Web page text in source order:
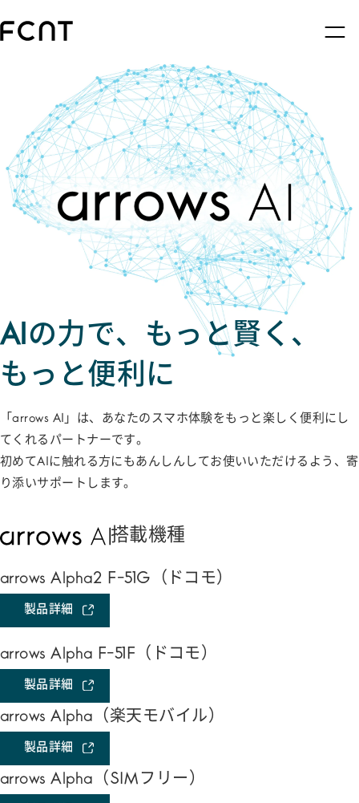
AIの力で、もっと賢く、
もっと便利に
「arrows AI」は、あなたのスマホ体験をもっと楽しく便利にし
てくれるパートナーです。
初めてAIに触れる方にもあんしんしてお使いいただけるよう、寄
り添いサポートします。
搭載機種
arrows Alpha2 F-51G （ドコモ）
製品詳細
arrows Alpha F-51F （ドコモ）
製品詳細
arrows Alpha （楽天モバイル）
製品詳細
arrows Alpha （SIMフリー）